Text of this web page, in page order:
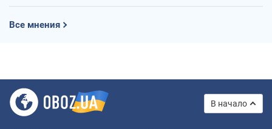
Все мнения
В начало